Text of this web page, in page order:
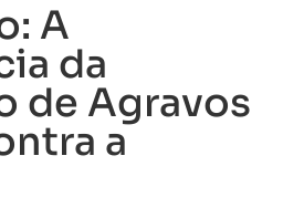
A
da
de Agravos
a